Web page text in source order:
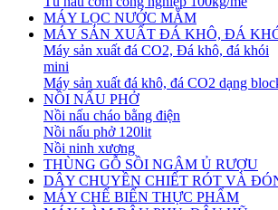
MÁY LỌC NƯỚC MẮM
MÁY SẢN XUẤT ĐÁ KHÔ, ĐÁ
Máy sản xuất đá CO2, Đá khô, đá khói
mini
Máy sản xuất đá khô, đá CO2 dạng
NỒI NẤU PHỞ
Nồi nấu cháo bằng điện
Nồi nấu phở 120lit
Nồi ninh xương
THÙNG GỖ SỒI NGÂM Ủ RƯỢU
DÂY CHUYỀN CHIẾT RÓT VÀ
MÁY CHẾ BIẾN THỰC PHẨM